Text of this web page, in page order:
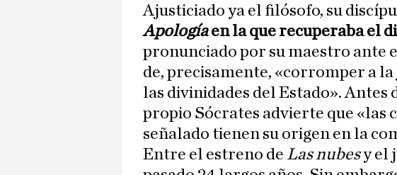
Ajusticiado ya el filósofo, su
Apologíaen la que recuperaba el
pronunciado por su maestro ante
de, precisamente, «corromper a
las divinidades del Estado».
propio Sócrates advierte que «las
señalado tienen su origen en la
Entre el estreno de Las nubesy el